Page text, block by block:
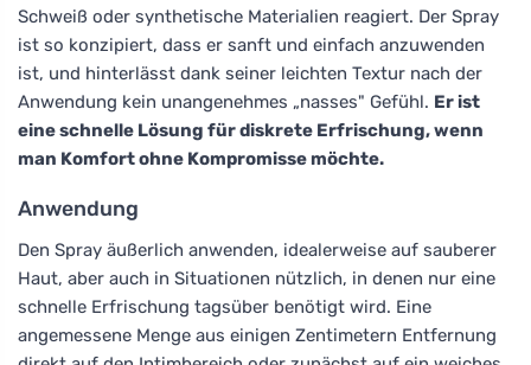
Schweiß oder synthetische Materialien reagiert. Der Spray
ist so konzipiert, dass er sanft und einfach anzuwenden
ist, und hinterlässt dank seiner leichten Textur nach der
Anwendung kein unangenehmes „nasses" Gefühl. Er ist
eine schnelle Lösung für diskrete Erfrischung, wenn
man Komfort ohne Kompromisse möchte.
Anwendung
Den Spray äußerlich anwenden, idealerweise auf sauberer
Haut, aber auch in Situationen nützlich, in denen nur eine
schnelle Erfrischung tagsüber benötigt wird. Eine
angemessene Menge aus einigen Zentimetern Entfernung